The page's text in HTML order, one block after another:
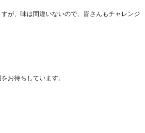
が、味は間違いないので、皆さんもチャレンジ
お待ちしています。